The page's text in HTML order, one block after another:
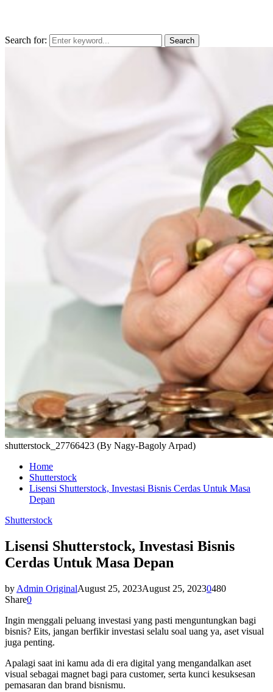
Search for: Search
shutterstock_27766423 (By Nagy-Bagoly Arpad)
Home
Shutterstock
Lisensi Shutterstock, Investasi Bisnis Cerdas Untuk Masa
Depan
Shutterstock
Lisensi Shutterstock, Investasi Bisnis
Cerdas Untuk Masa Depan
by Admin OriginalAugust 25, 2023August 25, 20230480
Share0
Ingin menggali peluang investasi yang pasti menguntungkan bagi
bisnis? Eits, jangan berfikir investasi selalu soal uang ya, aset visual
juga penting.
Apalagi saat ini kamu ada di era digital yang mengandalkan aset
visual sebagai magnet bagi para customer, serta kunci kesuksesan
pemasaran dan brand bisnismu.